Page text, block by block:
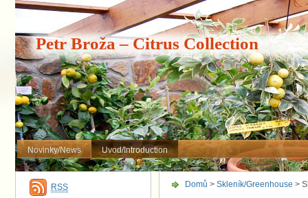
Petr Broža – Citrus Collection
Novinky/News Uvod/Introduction
Domů > Skleník/Greenhouse >
RSS